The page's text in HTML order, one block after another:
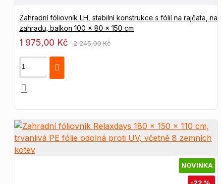
Zahradní fóliovník LH, stabilní konstrukce s fólií na rajčata, na
zahradu, balkon 100 × 80 × 150 cm
1 975,00 Kč 2 245,00 Kč
NOVINKA